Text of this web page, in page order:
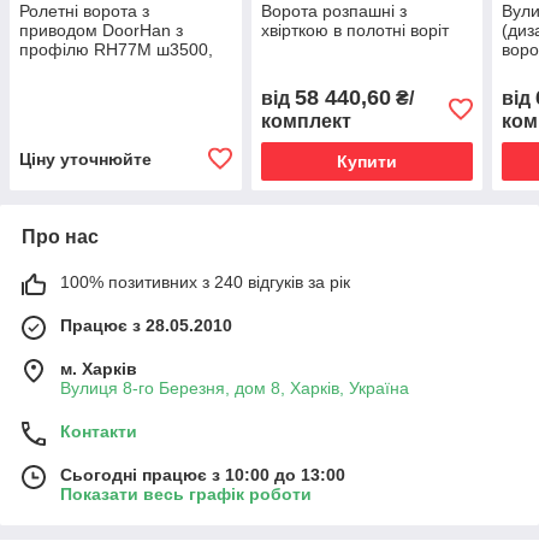
Ролетні ворота з
приводом DoorHan з
профілю RH77M ш3500,
Ціну уточнюйте
Ворота розпашні з
хвірткою в полотні воріт
від 58 440,60₴/
комплект
Купити
від
Про нас
100% позитивних з 240 відгуків за рік
Працює з 28.05.2010
м. Харків
Вулиця 8-го Березня, дом 8, Харків, Україна
Контакти
Сьогодні працює з 10:00 до 13:00
Показати весь графік роботи